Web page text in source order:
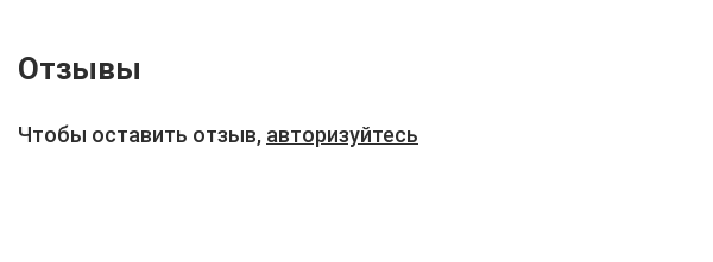
Отзывы
Чтобы оставить отзыв, авторизуйтесь